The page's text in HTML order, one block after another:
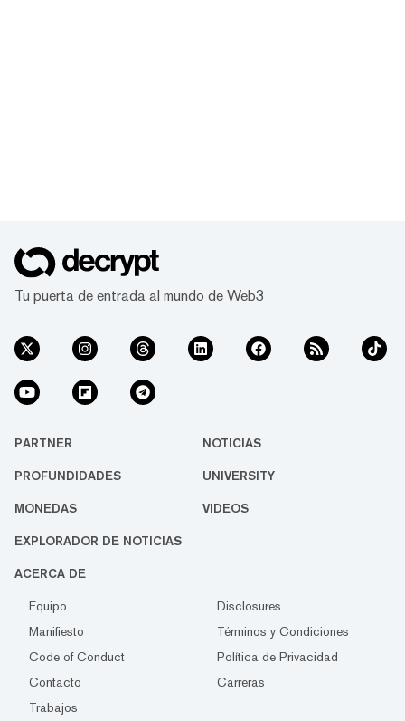
Tu puerta de entrada al mundo de Web3
PARTNER NOTICIAS
PROFUNDIDADES UNIVERSITY
MONEDAS VIDEOS
EXPLORADOR DE NOTICIAS
ACERCA DE
Equipo
Disclosures
Manifiesto
Términos y Condiciones
Code of Conduct
Política de Privacidad
Contacto
Carreras
Trabajos